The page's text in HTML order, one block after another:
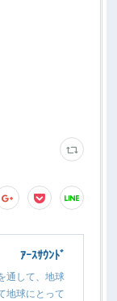
ｽｻｳﾝﾄﾞ
通して、地球
地球にとって